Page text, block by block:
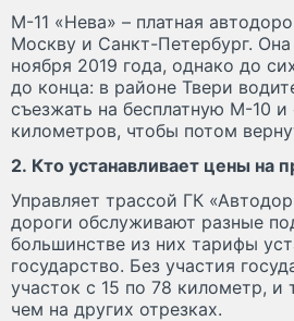
М-11 «Нева» – платная
Москву и Санкт-Петербург.
ноября 2019 года, однако до
до конца: в районе Твери
съезжать на бесплатную М-10 и
километров, чтобы потом
2. Кто устанавливает цены на
Управляет трассой ГК
дороги обслуживают разные
большинстве из них тарифы
государство. Без участия
участок с 15 по 78 километр,
чем на других отрезках.